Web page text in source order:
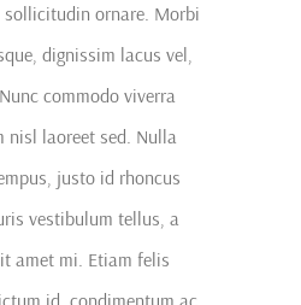
ornare. Morbi
dignissim lacus vel,
commodo viverra
nisl laoreet sed. Nulla
justo id rhoncus
vestibulum tellus, a
amet mi. Etiam felis
id, condimentum ac